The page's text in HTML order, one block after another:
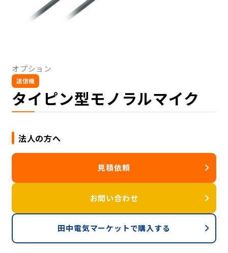
オプション
送信機
タイピン型モノラルマイク
法人の方へ
見積依頼
お問い合わせ
田中電気マーケットで購入する